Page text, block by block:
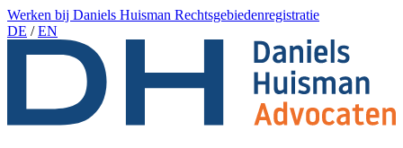
Werken bij Daniels Huisman Rechtsgebiedenregistratie
DE / EN